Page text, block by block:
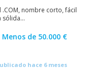
nombre corto, fácil
sólida...
Menos de 50.000 €
hace 6 meses